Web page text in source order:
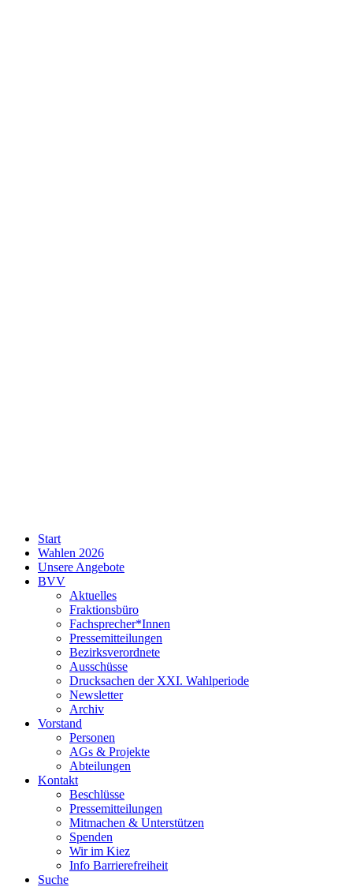
Neukölln
Start
Wahlen 2026
Unsere Angebote
BVV
Aktuelles
Fraktionsbüro
Fachsprecher*Innen
Pressemitteilungen
Bezirksverordnete
Ausschüsse
Drucksachen der XXI. Wahlperiode
Newsletter
Archiv
Vorstand
Personen
AGs & Projekte
Abteilungen
Kontakt
Beschlüsse
Pressemitteilungen
Mitmachen & Unterstützen
Spenden
Wir im Kiez
Info Barrierefreiheit
Suche